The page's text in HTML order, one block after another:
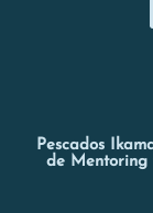
Pescados
de Mentoring